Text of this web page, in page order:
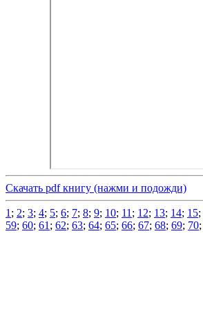
Скачать pdf книгу (нажми и подожди)
1 ; 2; 3; 4; 5; 6; 7; 8; 9; 10; 11 ; 12; 13; 14; 15;
59; 60; 61 ; 62; 63; 64; 65; 66; 67; 68; 69; 70;